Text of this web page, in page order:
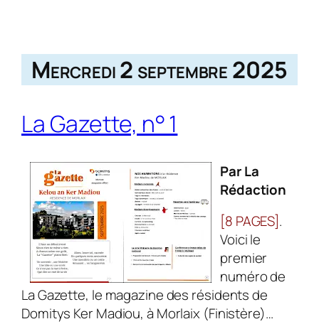
Mercredi 2 septembre 2025
La Gazette, n° 1
Par La
Rédaction
[8 PAGES].
Voici le
premier
numéro de
La Gazette, le magazine des résidents de
Domitys Ker Madiou, à Morlaix (Finistère)…